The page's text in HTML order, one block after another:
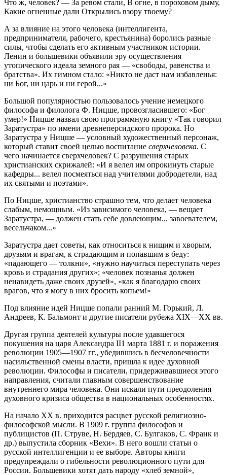
Что ж, человек? — За ревом стали, В огне, в пороховом дыму,
Какие огненные дали Открылись взору твоему?
А за влияние на этого человека (интеллигента,
предпринимателя, рабочего, крестьянина) боролись разные
силы, чтобы сделать его активным участником истории.
Ленин и большевики объявили эру осуществления
утопического идеала земного рая — «свободы, равенства и
братства». Их гимном стало: «Никто не даст нам избавленья:
ни Бог, ни царь и ни герой...»
Большой популярностью пользовалось учение немецкого
философа и филолога Ф. Ницше, провозгласившего: «Бог
умер!» Ницше назвал свою программную книгу «Так говорил
Заратустра» по имени древнеперсидского пророка. Но
Заратустра у Ницше — условный художественный персонаж,
который ставит своей целью воспитание сверхчеловека. С
чего начинается сверхчеловек? С разрушения старых
христианских скрижалей: «И я велел им опрокинуть старые
кафедры... велел посмеяться над учителями добродетели, над
их святыми и поэтами».
По Ницше, христианство страшно тем, что делает человека
слабым, немощным. «Из зависимого человека, — вещает
Заратустра, — должен стать себе довлеющим... завоевателем,
весельчаком...»
Заратустра дает советы, как относиться к нищим и хворым,
друзьям и врагам, к страдающим и попавшим в беду:
«падающего — толкни», «нужно научиться переступать через
кровь и страдания других»; «человек познанья должен
ненавидеть даже своих друзей», «как я благодарю своих
врагов, что я могу в них бросить копьем!»
Под влияние идей Ницше попали ранний М. Горький, Л.
Андреев, К. Бальмонт и другие писатели рубежа XIX—XX вв.
Другая группа деятелей культуры после удавшегося
покушения на царя Александра II1 марта 1881 г. и поражения
революции 1905—1907 гг., убедившись в бесчеловечности
насильственной смены власти, пришла к идее духовной
революции. Философы и писатели, придерживавшиеся этого
направления, считали главным совершенствование
внутреннего мира человека. Они искали пути преодоления
духовного кризиса общества в национальных особенностях.
На начало XX в. приходится расцвет русской религиозно-
философской мысли. В 1909 г. группа философов и
публицистов (П. Струве, Н. Бердяев, С. Булгаков, С. Франк и
др.) выпустила сборник «Вехи». В него вошли статьи о
русской интеллигенции и ее выборе. Авторы книги
предупреждали о гибельности революционного пути для
России. Большевики хотят дать народу «хлеб земной»,